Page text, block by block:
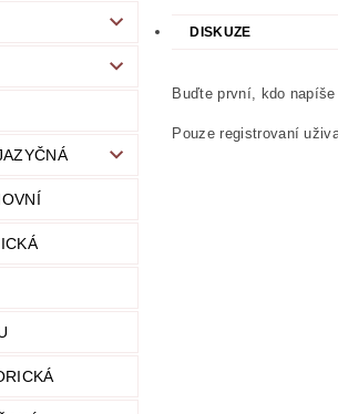
DISKUZE
Buďte první, kdo
Pouze registrovaní